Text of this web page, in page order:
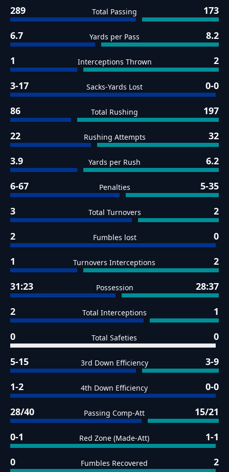
289 Total Passing 173
6.7 Yards per Pass 8.2
1 Interceptions Thrown 2
3-17 Sacks-Yards Lost 0-0
86 Total Rushing 197
22 Rushing Attempts 32
3.9 Yards per Rush 6.2
6-67 Penalties 5-35
3 Total Turnovers 2
2 Fumbles lost 0
1 Turnovers Interceptions 2
31:23 Possession 28:37
2 Total Interceptions 1
0 Total Safeties 0
5-15 3rd Down Efficiency 3-9
1-2 4th Down Efficiency 0-0
28/40 Passing Comp-Att 15/21
0-1 Red Zone (Made-Att) 1-1
0 Fumbles Recovered 2